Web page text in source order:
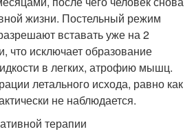
жизни. Постельный режим
вставать уже на 2
что исключает образование
в легких, атрофию мышц.
летального исхода, равно как
не наблюдается.
терапии